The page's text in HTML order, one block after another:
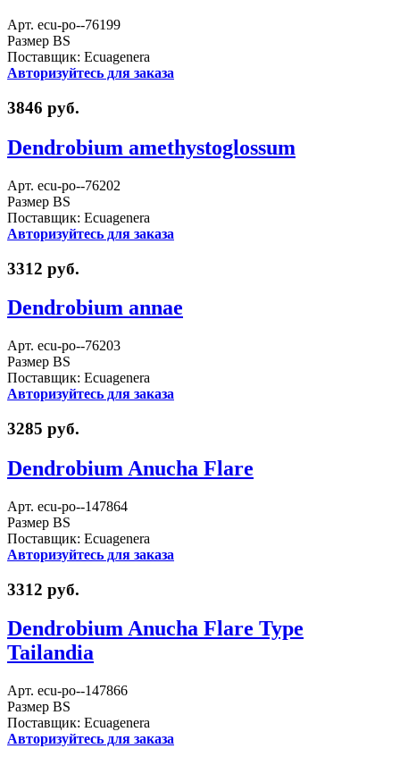
Арт. ecu-po--76199
Размер BS
Поставщик: Ecuagenera
Авторизуйтесь для заказа
3846 руб.
Dendrobium amethystoglossum
Арт. ecu-po--76202
Размер BS
Поставщик: Ecuagenera
Авторизуйтесь для заказа
3312 руб.
Dendrobium annae
Арт. ecu-po--76203
Размер BS
Поставщик: Ecuagenera
Авторизуйтесь для заказа
3285 руб.
Dendrobium Anucha Flare
Арт. ecu-po--147864
Размер BS
Поставщик: Ecuagenera
Авторизуйтесь для заказа
3312 руб.
Dendrobium Anucha Flare Type
Tailandia
Арт. ecu-po--147866
Размер BS
Поставщик: Ecuagenera
Авторизуйтесь для заказа